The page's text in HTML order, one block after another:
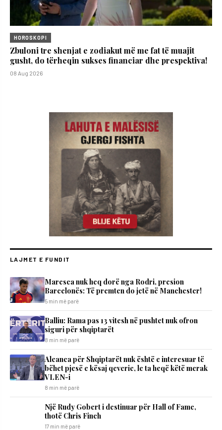
HOROSKOPI
Zbuloni tre shenjat e zodiakut më me fat të muajit
gusht, do tërheqin sukses financiar dhe prespektiva!
08 Aug 2026
LAJMET E FUNDIT
Maresca nuk heq dorë nga Rodri, presion
Barcelonës: Të premten do jetë në Manchester!
5 min më parë
Balliu: Rama pas 13 vitesh në pushtet nuk ofron
siguri për shqiptarët
8 min më parë
Aleanca për Shqiptarët nuk është e interesuar të
bëhet pjesë e kësaj qeverie, le ta heqë këtë merak
VLEN-i
8 min më parë
Një Rudy Gobert i destinuar për Hall of Fame,
thotë Chris Finch
17 min më parë